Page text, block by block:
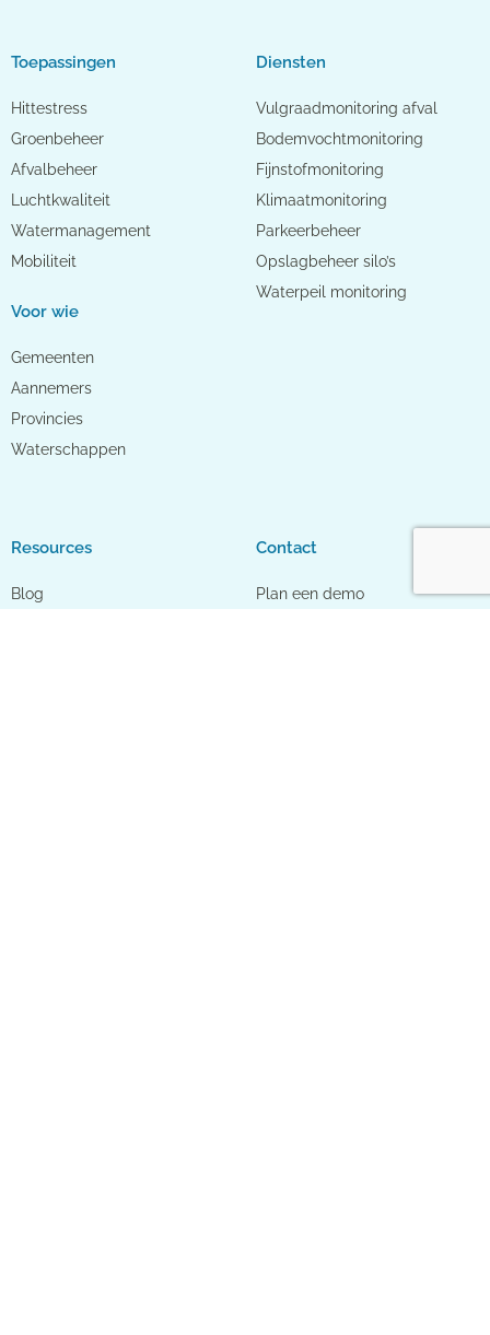
Toepassingen
Hittestress
Groenbeheer
Afvalbeheer
Luchtkwaliteit
Watermanagement
Mobiliteit
Voor wie
Gemeenten
Aannemers
Provincies
Waterschappen
Diensten
Vulgraadmonitoring afval
Bodemvochtmonitoring
Fijnstofmonitoring
Klimaatmonitoring
Parkeerbeheer
Opslagbeheer silo’s
Waterpeil monitoring
Resources
Blog
Contact
Plan een demo